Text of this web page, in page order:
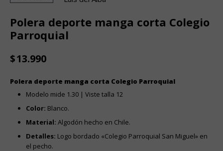
Polera deporte manga corta Colegio
Parroquial
$13.990
Polera deporte manga corta Colegio Parroquial
Modelo mide 1.30 | Viste talla 12
Color: Blanco.
Material: Algodón hecho en Chile.
Detalles: Logo bordado «Colegio Parroquial San Miguel» en
el pecho.